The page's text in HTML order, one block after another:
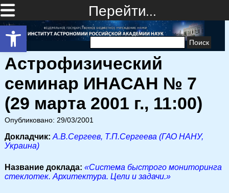
Открыть панель инструментов
Перейти…
Найти:
Астрофизический
семинар ИНАСАН № 7
(29 марта 2001 г., 11:00)
Опубликовано: 29/03/2001
Докладчик: А.В.Сергеев, Т.П.Сергеева (ГАО НАНУ,
Украина)
Название доклада: «Система быстрого мониторинга
стеклотек. Архитектура. Цели и задачи.»